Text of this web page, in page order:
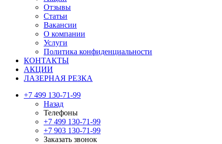
Отзывы
Статьи
Вакансии
О компании
Услуги
Политика конфиденциальности
КОНТАКТЫ
АКЦИИ
ЛАЗЕРНАЯ РЕЗКА
+7 499 130-71-99
Назад
Телефоны
+7 499 130-71-99
+7 903 130-71-99
Заказать звонок